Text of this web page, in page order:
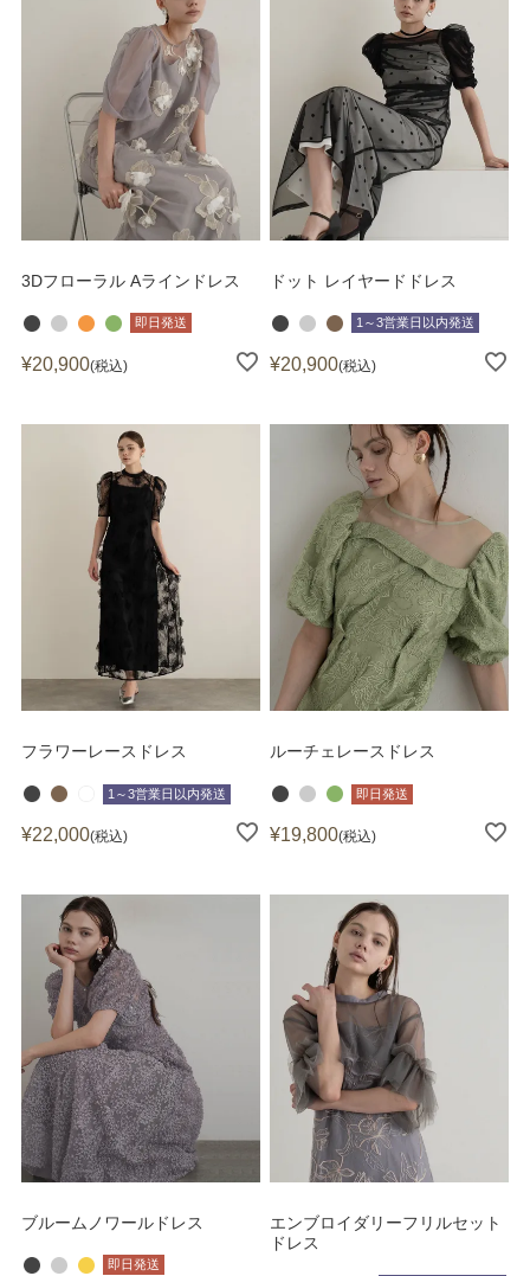
3Dフローラル Aラインドレス
即日発送
¥20,900 税込
ドット レイヤードドレス
1～3営業日以内発送
¥20,900 税込
フラワーレースドレス
1～3営業日以内発送
¥22,000 税込
ルーチェレースドレス
即日発送
¥19,800 税込
ブルームノワールドレス
即日発送
エンブロイダリーフリルセット
ドレス